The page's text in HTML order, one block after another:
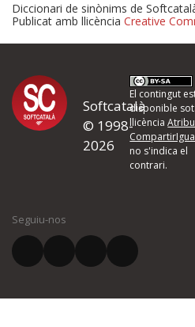
Proposeu-
d'errors
Si heu trobat un error o voleu
quina és la millora que proposeu
El vostre correu electrònic *
Diccionari de sinònims de
Publicat amb llicència Creative
Softcatalà
© 1998-
2026
El contingut
disponible
llicència
no s'indica el
contrari.
Seguiu-nos